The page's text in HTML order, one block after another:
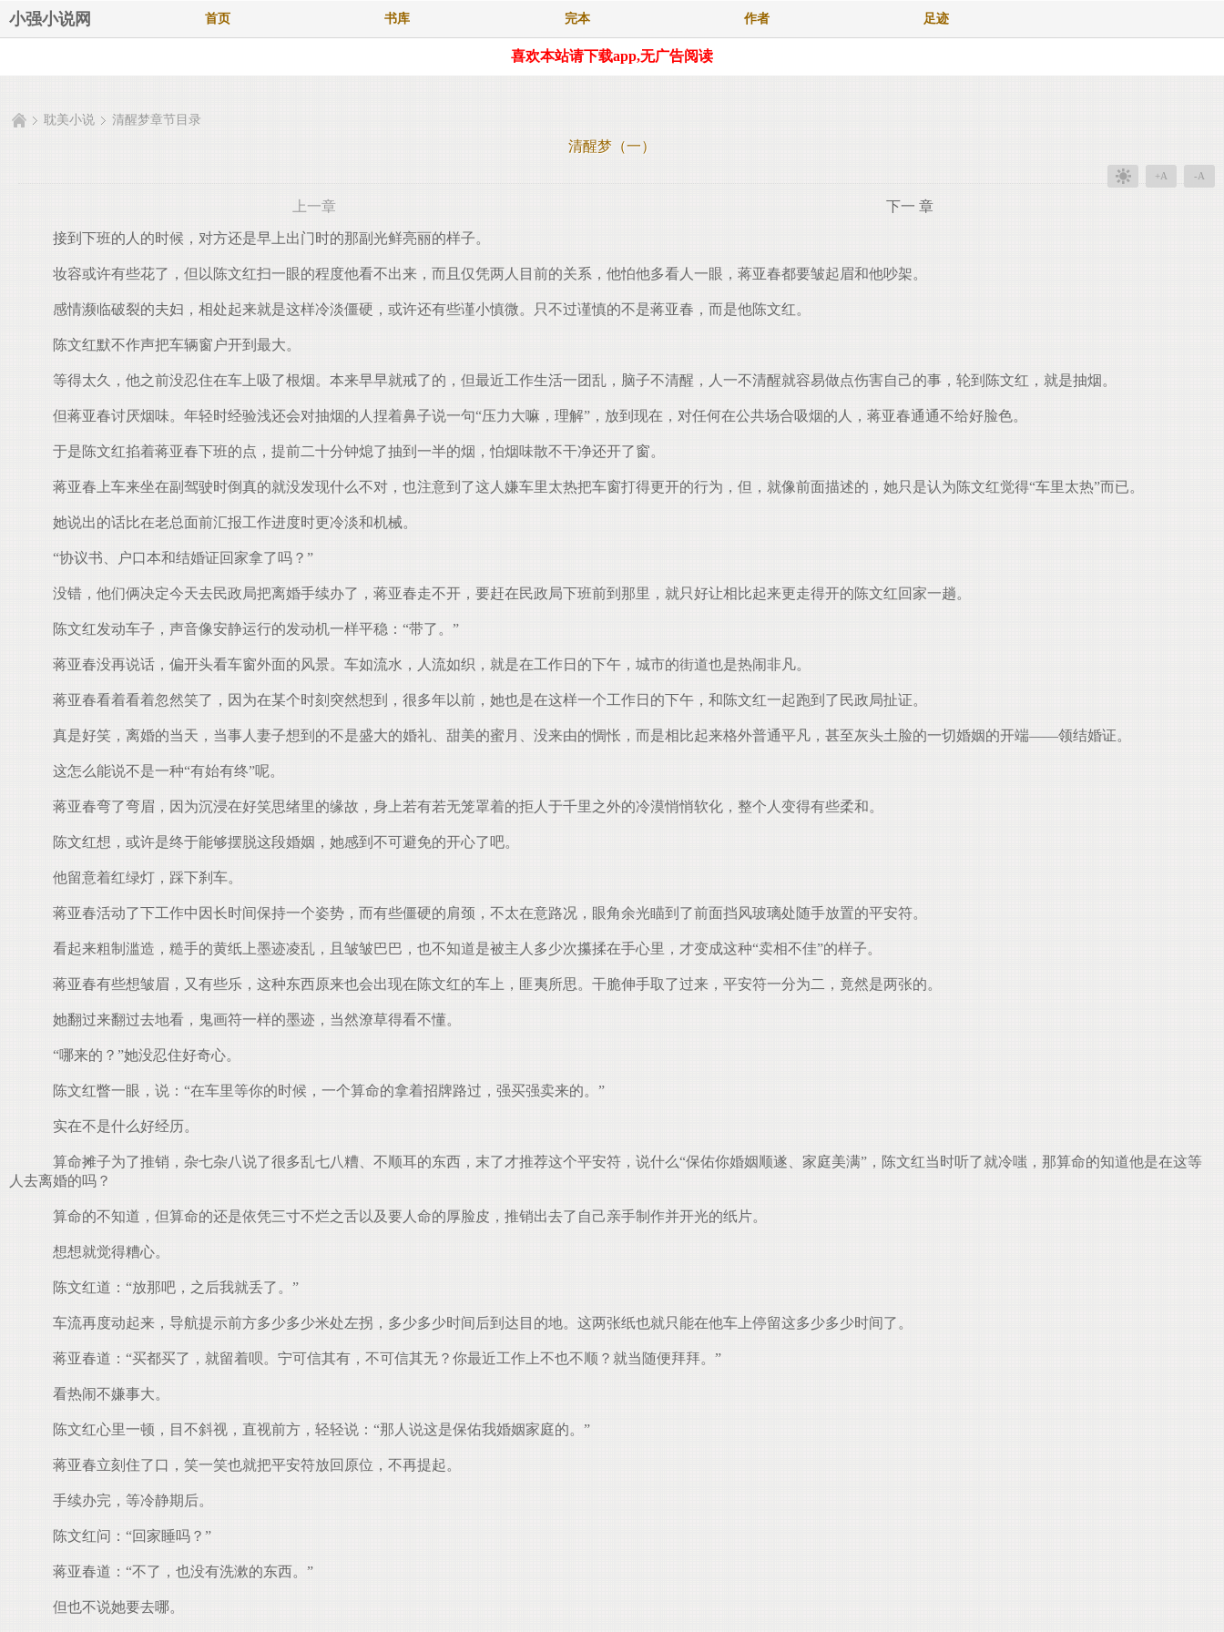
小强小说网 首页 书库 完本 作者 足迹
喜欢本站请下载app,无广告阅读
耽美小说 清醒梦章节目录
清醒梦（一）
+A -A
上一章 下一 章
接到下班的人的时候，对方还是早上出门时的那副光鲜亮丽的样子。
妆容或许有些花了，但以陈文红扫一眼的程度他看不出来，而且仅凭两人目前的关系，他怕他多看人一眼，蒋亚春都要皱起眉和他吵架。
感情濒临破裂的夫妇，相处起来就是这样冷淡僵硬，或许还有些谨小慎微。只不过谨慎的不是蒋亚春，而是他陈文红。
陈文红默不作声把车辆窗户开到最大。
等得太久，他之前没忍住在车上吸了根烟。本来早早就戒了的，但最近工作生活一团乱，脑子不清醒，人一不清醒就容易做点伤害自己的事，轮到陈文红，就是抽烟。
但蒋亚春讨厌烟味。年轻时经验浅还会对抽烟的人捏着鼻子说一句“压力大嘛，理解”，放到现在，对任何在公共场合吸烟的人，蒋亚春通通不给好脸色。
于是陈文红掐着蒋亚春下班的点，提前二十分钟熄了抽到一半的烟，怕烟味散不干净还开了窗。
蒋亚春上车来坐在副驾驶时倒真的就没发现什么不对，也注意到了这人嫌车里太热把车窗打得更开的行为，但，就像前面描述的，她只是认为陈文红觉得“车里太热”而已。
她说出的话比在老总面前汇报工作进度时更冷淡和机械。
“协议书、户口本和结婚证回家拿了吗？”
没错，他们俩决定今天去民政局把离婚手续办了，蒋亚春走不开，要赶在民政局下班前到那里，就只好让相比起来更走得开的陈文红回家一趟。
陈文红发动车子，声音像安静运行的发动机一样平稳：“带了。”
蒋亚春没再说话，偏开头看车窗外面的风景。车如流水，人流如织，就是在工作日的下午，城市的街道也是热闹非凡。
蒋亚春看着看着忽然笑了，因为在某个时刻突然想到，很多年以前，她也是在这样一个工作日的下午，和陈文红一起跑到了民政局扯证。
真是好笑，离婚的当天，当事人妻子想到的不是盛大的婚礼、甜美的蜜月、没来由的惆怅，而是相比起来格外普通平凡，甚至灰头土脸的一切婚姻的开端——领结婚证。
这怎么能说不是一种“有始有终”呢。
蒋亚春弯了弯眉，因为沉浸在好笑思绪里的缘故，身上若有若无笼罩着的拒人于千里之外的冷漠悄悄软化，整个人变得有些柔和。
陈文红想，或许是终于能够摆脱这段婚姻，她感到不可避免的开心了吧。
他留意着红绿灯，踩下刹车。
蒋亚春活动了下工作中因长时间保持一个姿势，而有些僵硬的肩颈，不太在意路况，眼角余光瞄到了前面挡风玻璃处随手放置的平安符。
看起来粗制滥造，糙手的黄纸上墨迹凌乱，且皱皱巴巴，也不知道是被主人多少次攥揉在手心里，才变成这种“卖相不佳”的样子。
蒋亚春有些想皱眉，又有些乐，这种东西原来也会出现在陈文红的车上，匪夷所思。干脆伸手取了过来，平安符一分为二，竟然是两张的。
她翻过来翻过去地看，鬼画符一样的墨迹，当然潦草得看不懂。
“哪来的？”她没忍住好奇心。
陈文红瞥一眼，说：“在车里等你的时候，一个算命的拿着招牌路过，强买强卖来的。”
实在不是什么好经历。
算命摊子为了推销，杂七杂八说了很多乱七八糟、不顺耳的东西，末了才推荐这个平安符，说什么“保佑你婚姻顺遂、家庭美满”，陈文红当时听了就冷嗤，那算命的知道他是在这等
人去离婚的吗？
算命的不知道，但算命的还是依凭三寸不烂之舌以及要人命的厚脸皮，推销出去了自己亲手制作并开光的纸片。
想想就觉得糟心。
陈文红道：“放那吧，之后我就丢了。”
车流再度动起来，导航提示前方多少多少米处左拐，多少多少时间后到达目的地。这两张纸也就只能在他车上停留这多少多少时间了。
蒋亚春道：“买都买了，就留着呗。宁可信其有，不可信其无？你最近工作上不也不顺？就当随便拜拜。”
看热闹不嫌事大。
陈文红心里一顿，目不斜视，直视前方，轻轻说：“那人说这是保佑我婚姻家庭的。”
蒋亚春立刻住了口，笑一笑也就把平安符放回原位，不再提起。
手续办完，等冷静期后。
陈文红问：“回家睡吗？”
蒋亚春道：“不了，也没有洗漱的东西。”
但也不说她要去哪。